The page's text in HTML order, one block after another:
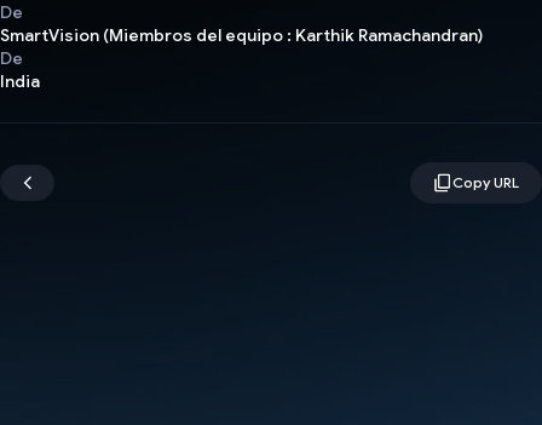
De
SmartVision (Miembros del equipo : Karthik Ramachandran)
De
India